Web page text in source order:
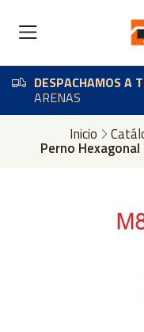
DESPACHAMOS A
ARENAS
Inicio
Perno